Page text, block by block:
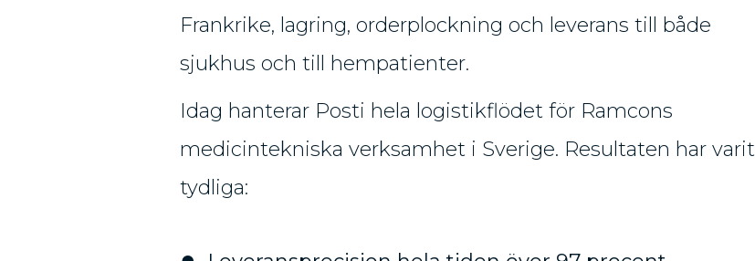
Frankrike, lagring, orderplockning och leverans till både
sjukhus och till hempatienter.
Idag hanterar Posti hela logistikflödet för Ramcons
medicintekniska verksamhet i Sverige. Resultaten har varit
tydliga: